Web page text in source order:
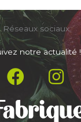
Réseaux sociaux
notre actualité !